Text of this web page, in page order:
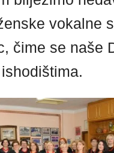
vokalne
čime se naše